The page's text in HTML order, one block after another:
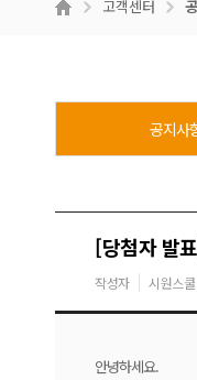
메
고객센터
공지사
[당첨자 발
작성자 시원스쿨
안녕하세요.